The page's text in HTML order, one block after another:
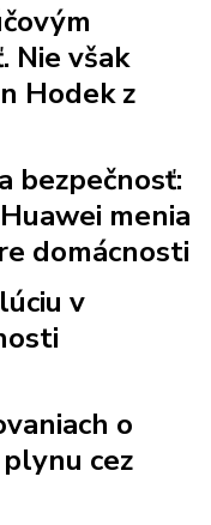
Nie však
Hodek z
bezpečnosť:
menia
domácnosti
v
o
cez